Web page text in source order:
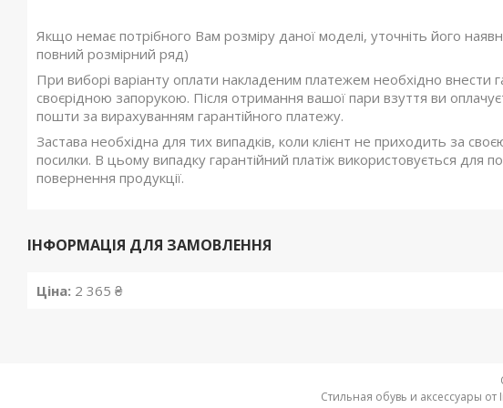
Якщо немає потрібного Вам розміру даної моделі, уточніть його
повний розмірний ряд)
При виборі варіанту оплати накладеним платежем необхідно внести
своєрідною запорукою. Після отримання вашої пари взуття ви
пошти за вирахуванням гарантійного платежу.
Застава необхідна для тих випадків, коли клієнт не приходить за
посилки. В цьому випадку гарантійний платіж використовується для
повернення продукції.
ІНФОРМАЦІЯ ДЛЯ ЗАМОВЛЕННЯ
Ціна: 2 365 ₴